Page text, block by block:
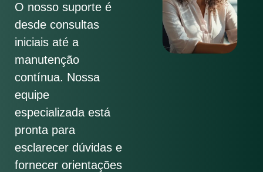
O nosso suporte é
desde consultas
iniciais até a
manutenção
contínua. Nossa
equipe
especializada está
pronta para
esclarecer dúvidas e
fornecer orientações